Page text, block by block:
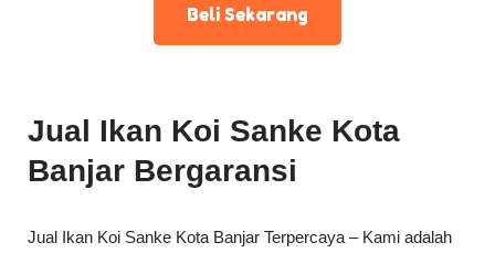
Beli Sekarang
Jual Ikan Koi Sanke Kota
Banjar Bergaransi
Jual Ikan Koi Sanke Kota Banjar Terpercaya – Kami adalah